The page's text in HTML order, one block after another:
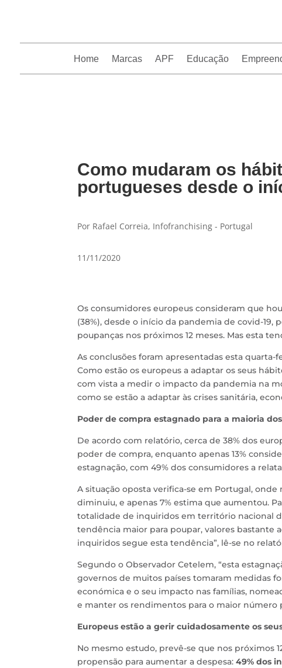
Home Marcas APF Educação
Como mudaram os
portugueses desde o
Por Rafael Correia, Infofranchising - Portugal
11/11/2020
Os consumidores europeus consideram que
(38%), desde o início da pandemia de covid-19,
poupanças nos próximos 12 meses. Mas esta
As conclusões foram apresentadas esta quarta-
Como estão os europeus a adaptar os seus
com vista a medir o impacto da pandemia na
como se estão a adaptar às crises sanitária,
Poder de compra estagnado para a maioria
De acordo com relatório, cerca de 38% dos
poder de compra, enquanto apenas 13%
estagnação, com 49% dos consumidores a
A situação oposta verifica-se em Portugal,
diminuiu, e apenas 7% estima que aumentou.
totalidade de inquiridos em território nacional
tendência maior para poupar, valores bastante
inquiridos segue esta tendência”, lê-se no
Segundo o Observador Cetelem, “esta
governos de muitos países tomaram medidas
económica e o seu impacto nas famílias,
e manter os rendimentos para o maior número
Europeus estão a gerir cuidadosamente os
No mesmo estudo, prevê-se que nos próximos
propensão para aumentar a despesa: 49% dos